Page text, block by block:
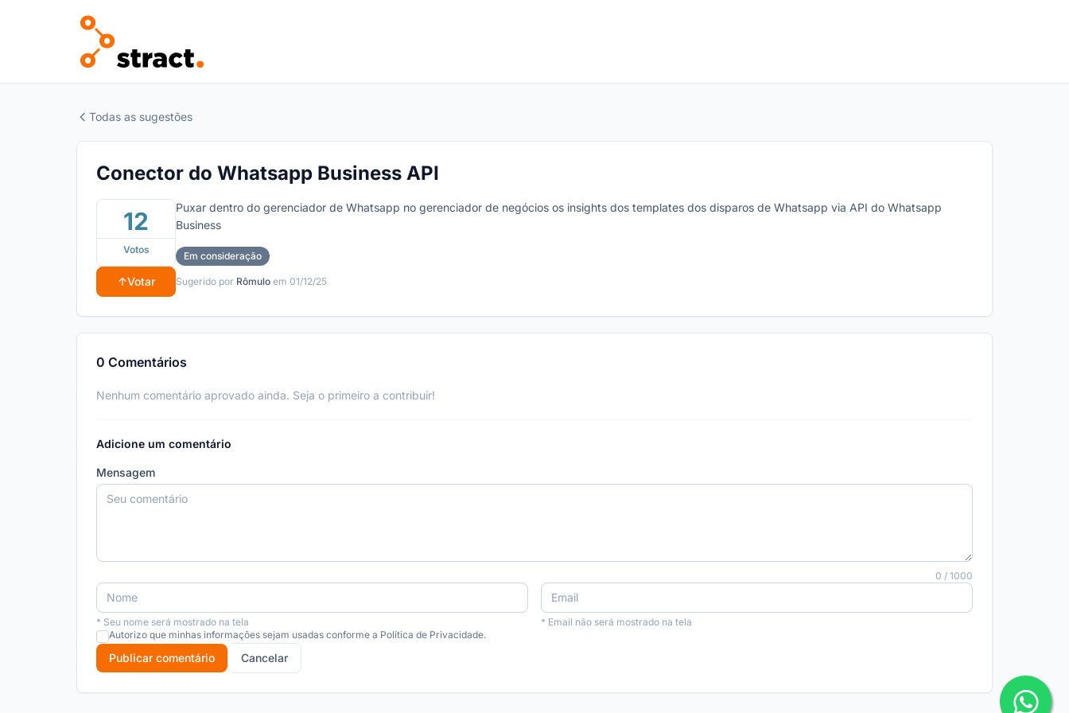
Todas as sugestões
Conector do Whatsapp Business API
12
Votos
↑Votar
Puxar dentro do gerenciador de Whatsapp no gerenciador de negócios os insights dos templates dos disparos de Whatsapp via API do Whatsapp
Business
Em consideração
Sugerido por Rômulo em 01/12/25
0 Comentários
Nenhum comentário aprovado ainda. Seja o primeiro a contribuir!
Adicione um comentário
Mensagem
0 / 1000
* Seu nome será mostrado na tela
* Email não será mostrado na tela
Autorizo que minhas informações sejam usadas conforme a Política de Privacidade.
Publicar comentário Cancelar